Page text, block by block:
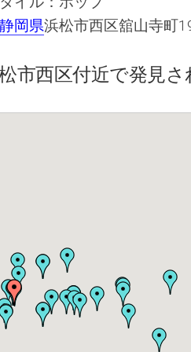
静岡県浜松市西区舘山寺町
市西区付近で発見